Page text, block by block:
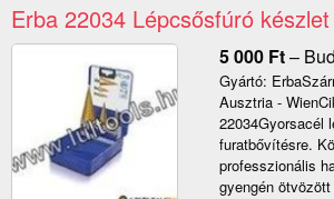
Erba 22034 Lépcsősfúró készlet
5 000 Ft–
Gyártó:
Ausztria -
22034Gyorsacél
furatbővítésre.
professzionális
gyengén